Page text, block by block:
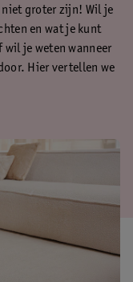
niet groter zijn! Wil je
en wat je kunt
wil je weten wanneer
Hier vertellen we